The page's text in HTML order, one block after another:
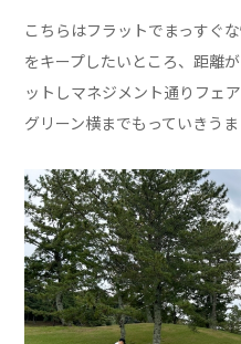
こちらはフラットでまっすぐ
をキープしたいところ、距離
ットしマネジメント通りフェ
グリーン横までもっていきう